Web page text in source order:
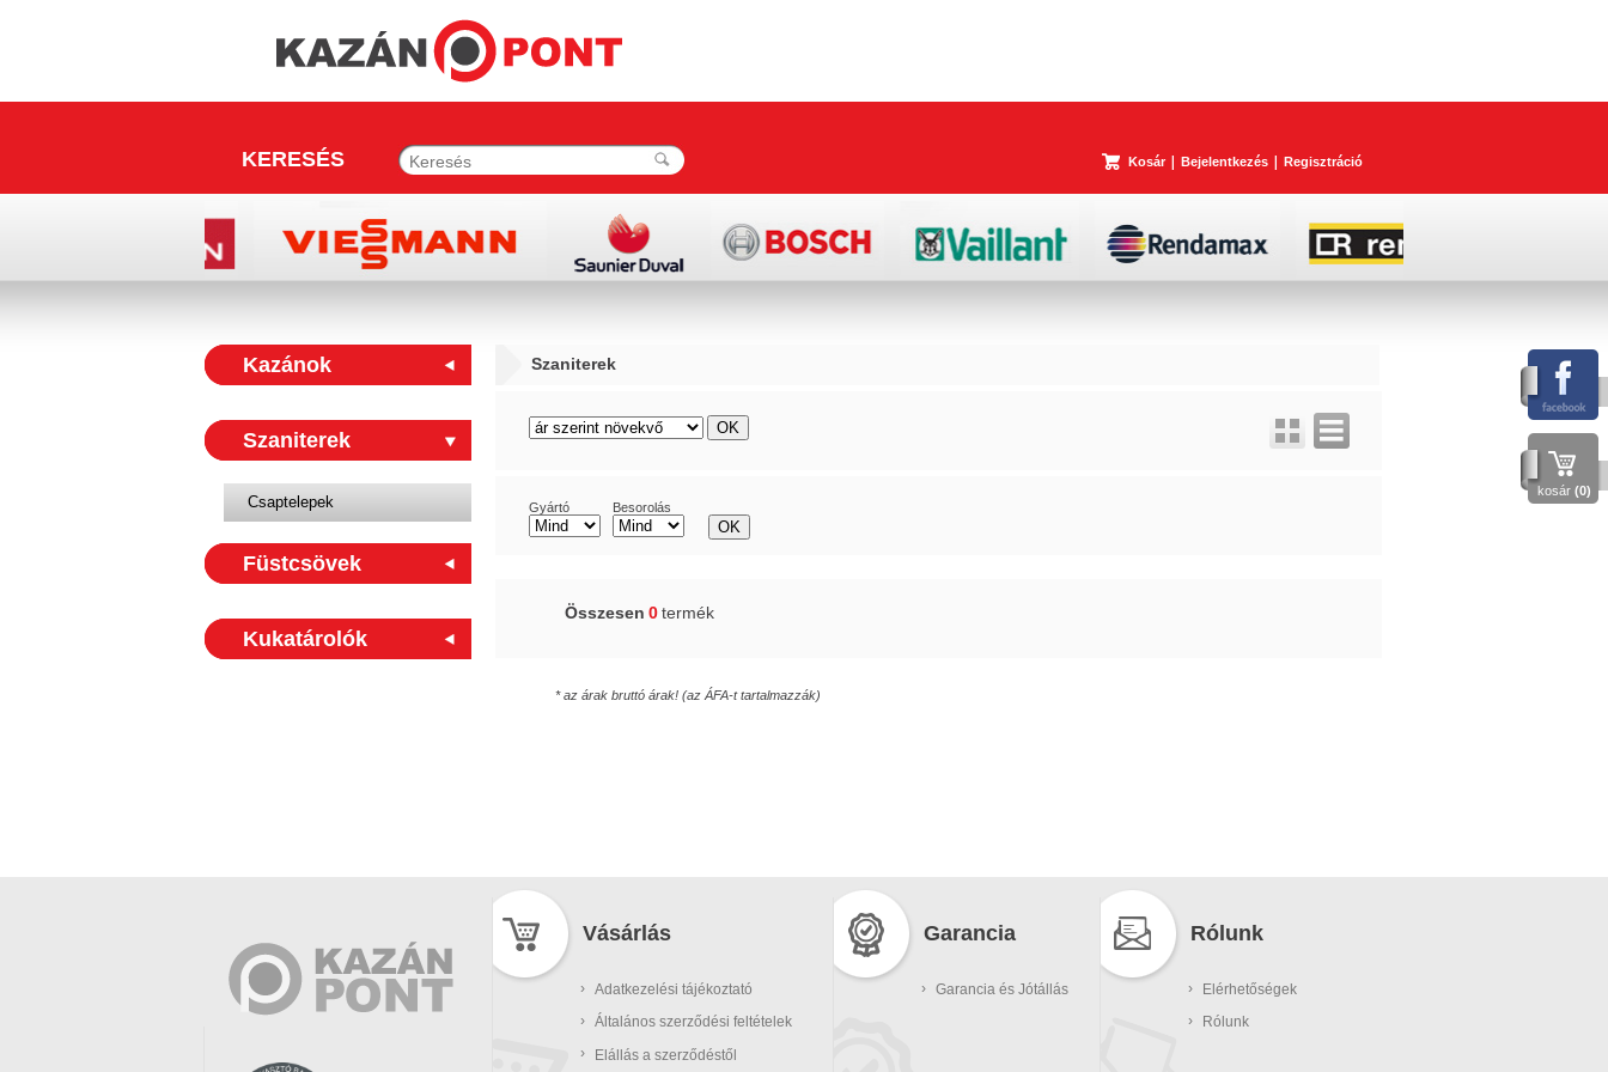
kosár (0)
KERESÉS Kosár Bejelentkezés Regisztráció
Kazánok
Szaniterek
Csaptelepek
Füstcsövek
Kukatárolók
Szaniterek
rács lista
Gyártó Besorolás
Összesen 0 termék
* az árak bruttó árak! (az ÁFA-t tartalmazzák)
Vásárlás
›
Adatkezelési tájékoztató
›
Általános szerződési feltételek
›
Elállás a szerződéstől
Garancia
› Garancia és Jótállás
Rólunk
›
Elérhetőségek
›
Rólunk